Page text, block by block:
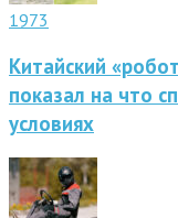
1973
Китайский
показал на что
условиях